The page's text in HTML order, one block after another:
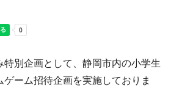
特別企画として、静岡市内の小学生
ーム招待企画を実施しておりま